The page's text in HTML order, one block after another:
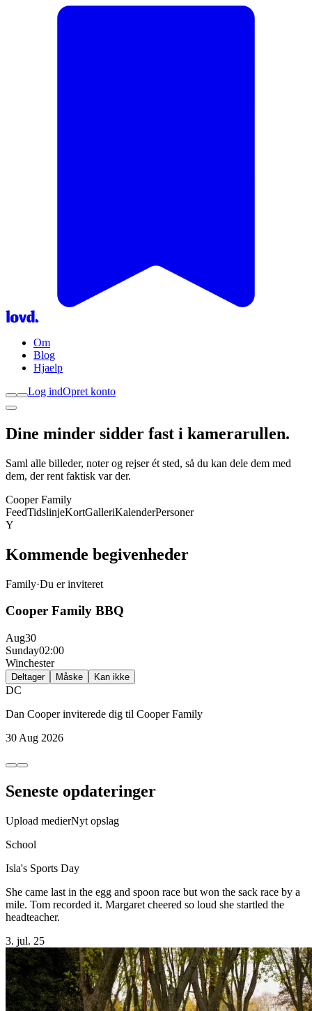
Om
Blog
Hjaelp
Log indOpret konto
Dine minder sidder fast i kamerarullen.
Saml alle billeder, noter og rejser ét sted, så du kan dele dem med
dem, der rent faktisk var der.
Cooper Family
FeedTidslinjeKortGalleriKalenderPersoner
Y
Kommende begivenheder
Family·Du er inviteret
Cooper Family BBQ
Aug30
Sunday02:00
Winchester
Deltager Måske Kan ikke
DC
Dan Cooperinviterede dig til Cooper Family
30 Aug 2026
Seneste opdateringer
Upload medierNyt opslag
School
Isla's Sports Day
She came last in the egg and spoon race but won the sack race by a
mile. Tom recorded it. Margaret cheered so loud she startled the
headteacher.
3. jul. 25